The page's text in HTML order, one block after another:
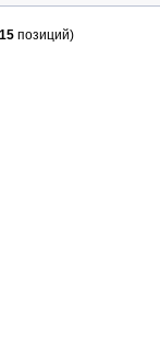
15 позиций)